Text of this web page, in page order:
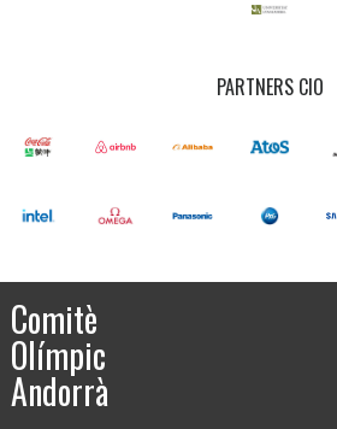
PARTNERS CIO
Comitè
Olímpic
Andorrà